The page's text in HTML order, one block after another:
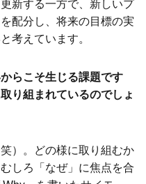
配分し、将来の目標の実
考えています。
らこそ生じる課題です
り組まれているのでしょ
）。どの様に取り組むか
しろ「なぜ」に焦点を合